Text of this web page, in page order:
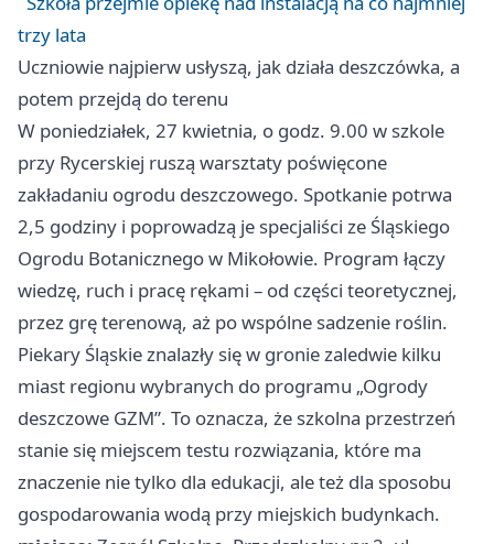
trzy lata
Uczniowie najpierw usłyszą, jak działa deszczówka, a
potem przejdą do terenu
W poniedziałek, 27 kwietnia, o godz. 9.00 w szkole
przy Rycerskiej ruszą warsztaty poświęcone
zakładaniu ogrodu deszczowego. Spotkanie potrwa
2,5 godziny i poprowadzą je specjaliści ze Śląskiego
Ogrodu Botanicznego w Mikołowie. Program łączy
wiedzę, ruch i pracę rękami – od części teoretycznej,
przez grę terenową, aż po wspólne sadzenie roślin.
Piekary Śląskie znalazły się w gronie zaledwie kilku
miast regionu wybranych do programu „Ogrody
deszczowe GZM”. To oznacza, że szkolna przestrzeń
stanie się miejscem testu rozwiązania, które ma
znaczenie nie tylko dla edukacji, ale też dla sposobu
gospodarowania wodą przy miejskich budynkach.